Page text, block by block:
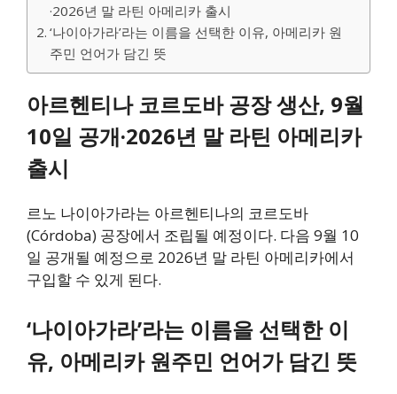
·2026년 말 라틴 아메리카 출시
‘나이아가라’라는 이름을 선택한 이유, 아메리카 원
주민 언어가 담긴 뜻
아르헨티나 코르도바 공장 생산, 9월
10일 공개·2026년 말 라틴 아메리카
출시
르노 나이아가라는 아르헨티나의 코르도바
(Córdoba) 공장에서 조립될 예정이다. 다음 9월 10
일 공개될 예정으로 2026년 말 라틴 아메리카에서
구입할 수 있게 된다.
‘나이아가라’라는 이름을 선택한 이
유, 아메리카 원주민 언어가 담긴 뜻